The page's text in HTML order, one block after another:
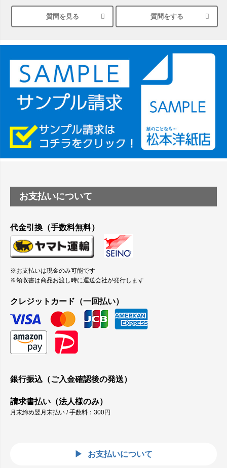
シルバーペーパーにEPSON EP-30VAで印刷するときの設定は？
塩ビのロール紙で離型紙が透明の商品はありますか
つや消し半透明ラベルのロールタイプはありますか？
縦420mm×横650mmの包装紙に適した紙はありますか？
質問を見る 質問をする
お支払いについて
代金引換（手数料無料）
※お支払いは現金のみ可能です
※領収書は商品お渡し時に運送会社が発行します
クレジットカード（一回払い）
銀行振込（ご入金確認後の発送）
請求書払い（法人様のみ）
月末締め翌月末払い / 手数料：300円
お支払いについて